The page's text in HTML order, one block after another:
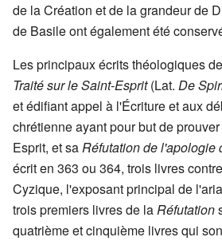
de la Création et de la grandeur de
de Basile ont également été
Les principaux écrits théologiques
Traité sur le Saint-Esprit(Lat. De
et édifiant appel à l'Écriture et aux
chrétienne ayant pour but de
Esprit, et saRéfutation de l'apologie
écrit en 363 ou 364, trois livres
Cyzique, l'exposant principal de
trois premiers livres de laRéfutation
quatrième et cinquième livres qui